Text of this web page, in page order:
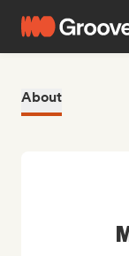
About